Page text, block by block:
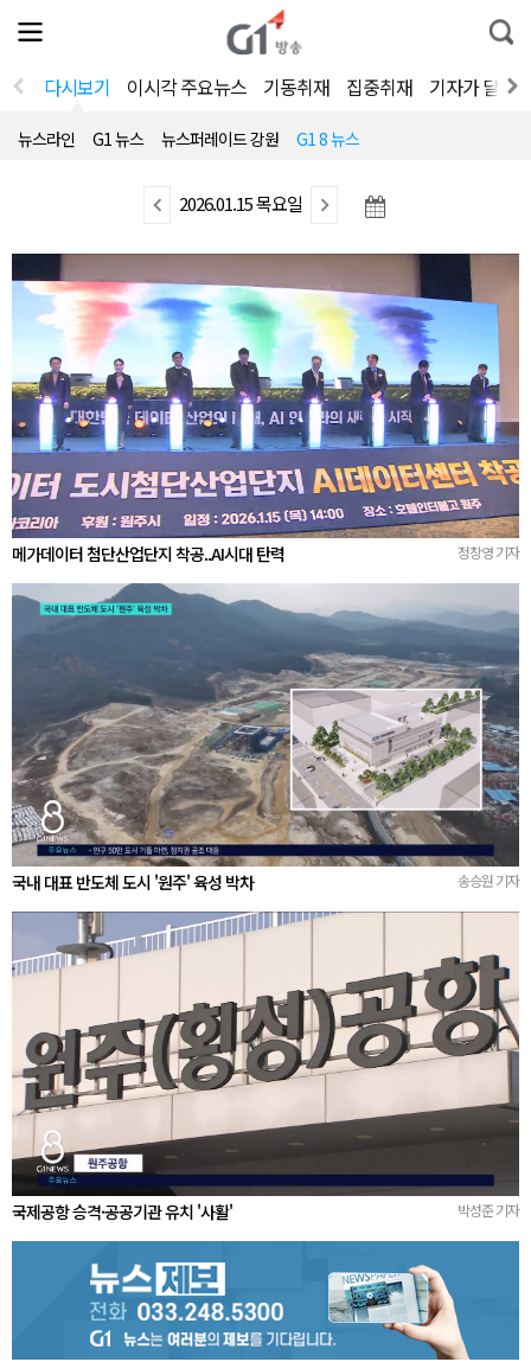
전
체
뉴
열
통
합
색
다시보기 이시각 주요뉴스 기동취재 집중취재 기자가 달려
뉴스라인 G1 뉴스 뉴스퍼레이드 강원 G1 8 뉴스
이
스
2026.01.15 목요일
뉴
스
메가데이터 첨단산업단지 착공..AI시대 탄력 정창영 기자
국내 대표 반도체 도시 '원주' 육성 박차 송승원 기자
국제공항 승격·공공기관 유치 '사활' 박성준 기자